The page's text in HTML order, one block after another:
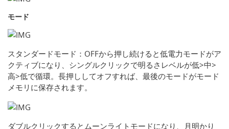
モード
スタンダードモード：OFFから押し続けると低電力モードがア
クティブになり、シングルクリックで明るさレベルが低>中>
高>低で循環。長押ししてオフすれば、最後のモードがモード
メモリに保存されます。
ダブルクリックするとムーンライトモードになり、月明かり